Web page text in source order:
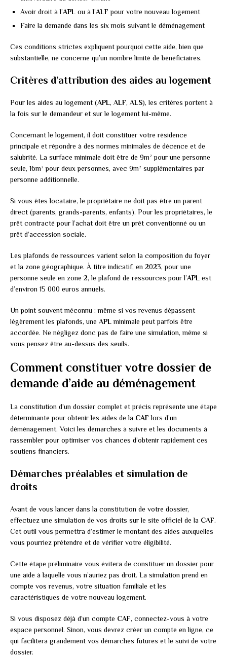
Avoir droit à l’APL ou à l’ALF pour votre nouveau logement
Faire la demande dans les six mois suivant le déménagement
Ces conditions strictes expliquent pourquoi cette aide, bien que
substantielle, ne concerne qu’un nombre limité de bénéficiaires.
Critères d’attribution des aides au logement
Pour les aides au logement (APL, ALF, ALS), les critères portent à
la fois sur le demandeur et sur le logement lui-même.
Concernant le logement, il doit constituer votre résidence
principale et répondre à des normes minimales de décence et de
salubrité. La surface minimale doit être de 9m² pour une personne
seule, 16m² pour deux personnes, avec 9m² supplémentaires par
personne additionnelle.
Si vous êtes locataire, le propriétaire ne doit pas être un parent
direct (parents, grands-parents, enfants). Pour les propriétaires, le
prêt contracté pour l’achat doit être un prêt conventionné ou un
prêt d’accession sociale.
Les plafonds de ressources varient selon la composition du foyer
et la zone géographique. À titre indicatif, en 2023, pour une
personne seule en zone 2, le plafond de ressources pour l’APL est
d’environ 15 000 euros annuels.
Un point souvent méconnu : même si vos revenus dépassent
légèrement les plafonds, une APLminimale peut parfois être
accordée. Ne négligez donc pas de faire une simulation, même si
vous pensez être au-dessus des seuils.
Comment constituer votre dossier de
demande d’aide au déménagement
La constitution d’un dossier complet et précis représente une étape
déterminante pour obtenir les aides de la CAF lors d’un
déménagement. Voici les démarches à suivre et les documents à
rassembler pour optimiser vos chances d’obtenir rapidement ces
soutiens financiers.
Démarches préalables et simulation de
droits
Avant de vous lancer dans la constitution de votre dossier,
effectuez une simulation de vos droits sur le site officiel de la CAF.
Cet outil vous permettra d’estimer le montant des aides auxquelles
vous pourriez prétendre et de vérifier votre éligibilité.
Cette étape préliminaire vous évitera de constituer un dossier pour
une aide à laquelle vous n’auriez pas droit. La simulation prend en
compte vos revenus, votre situation familiale et les
caractéristiques de votre nouveau logement.
Si vous disposez déjà d’un compte CAF, connectez-vous à votre
espace personnel. Sinon, vous devrez créer un compte en ligne, ce
qui facilitera grandement vos démarches futures et le suivi de votre
dossier.